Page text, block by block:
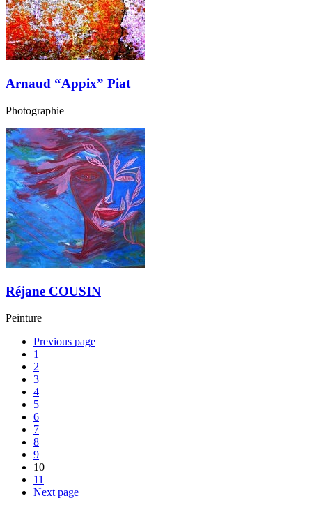
Arnaud “Appix” Piat
Photographie
Réjane COUSIN
Peinture
Previous page
1
2
3
4
5
6
7
8
9
10
11
Next page